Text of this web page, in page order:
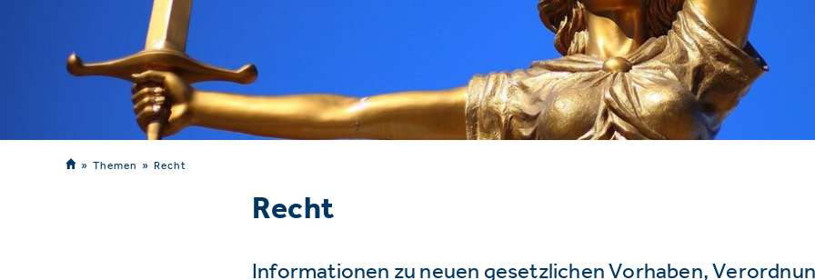
Themen Recht
Recht
Informationen zu neuen gesetzlichen Vorhaben,